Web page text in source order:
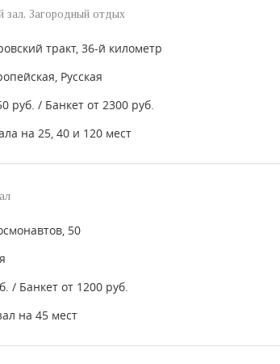
зал, Загородный отдых
тракт, 36-й километр
Русская
руб. / Банкет от 2300 руб.
на 25, 40 и 120 мест
50
/ Банкет от 1200 руб.
на 45 мест